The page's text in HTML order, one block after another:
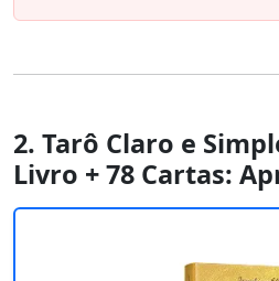
2. Tarô Claro e
Livro + 78 Cartas: